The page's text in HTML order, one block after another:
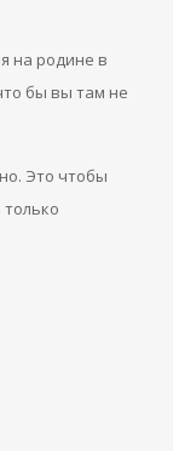
на родине в
бы вы там не
Это чтобы